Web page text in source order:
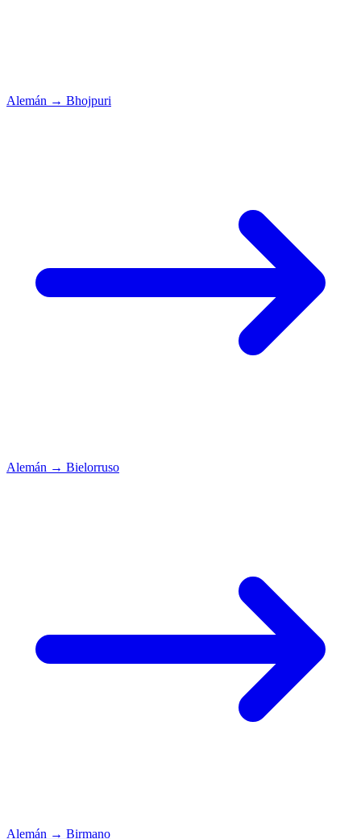
Alemán → Bhojpuri
Alemán → Bielorruso
Alemán → Birmano